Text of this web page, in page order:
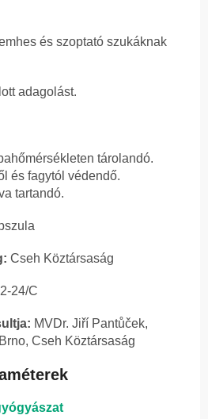
és szoptató szukáknak
adagolást.
tárolandó.
és fagytól védendő.
tartandó.
Cseh Köztársaság
24/C
MVDr. Jiří Pantůček,
Cseh Köztársaság